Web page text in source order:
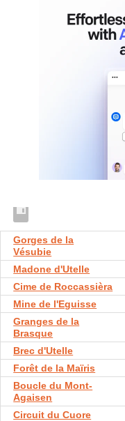
Gorges de la
Vésubie
Madone d'Utelle
Cime de Roccassièra
Mine de l'Eguisse
Granges de la
Brasque
Brec d'Utelle
Forêt de la Maïris
Boucle du Mont-
Agaisen
Circuit du Cuore